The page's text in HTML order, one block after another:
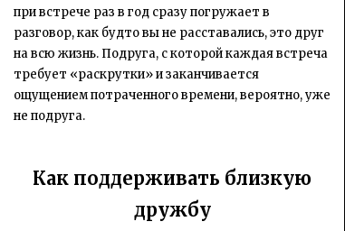
при встрече раз в год сразу погружает в
разговор, как будто вы не расставались, это друг
на всю жизнь. Подруга, с которой каждая встреча
требует «раскрутки» и заканчивается
ощущением потраченного времени, вероятно, уже
не подруга.
Как поддерживать близкую
дружбу